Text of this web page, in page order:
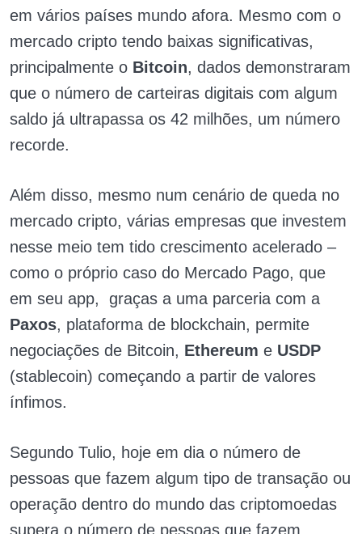
em vários países mundo afora. Mesmo com o
mercado cripto tendo baixas significativas,
principalmente o Bitcoin, dados demonstraram
que o número de carteiras digitais com algum
saldo já ultrapassa os 42 milhões, um número
recorde.
Além disso, mesmo num cenário de queda no
mercado cripto, várias empresas que investem
nesse meio tem tido crescimento acelerado –
como o próprio caso do Mercado Pago, que
em seu app, graças a uma parceria com a
Paxos, plataforma de blockchain, permite
negociações de Bitcoin, Ethereum e USDP
(stablecoin) começando a partir de valores
ínfimos.
Segundo Tulio, hoje em dia o número de
pessoas que fazem algum tipo de transação ou
operação dentro do mundo das criptomoedas
supera o número de pessoas que fazem